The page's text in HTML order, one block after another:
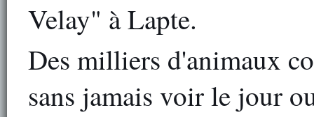
Velay" à Lapte.
Des milliers d'animaux
sans jamais voir le jour